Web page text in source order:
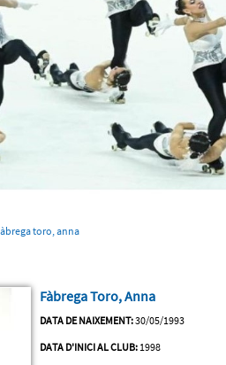
toro, anna
Fàbrega Toro, Anna
DATA DE NAIXEMENT:30/05/1993
DATA D'INICI AL CLUB: 1998